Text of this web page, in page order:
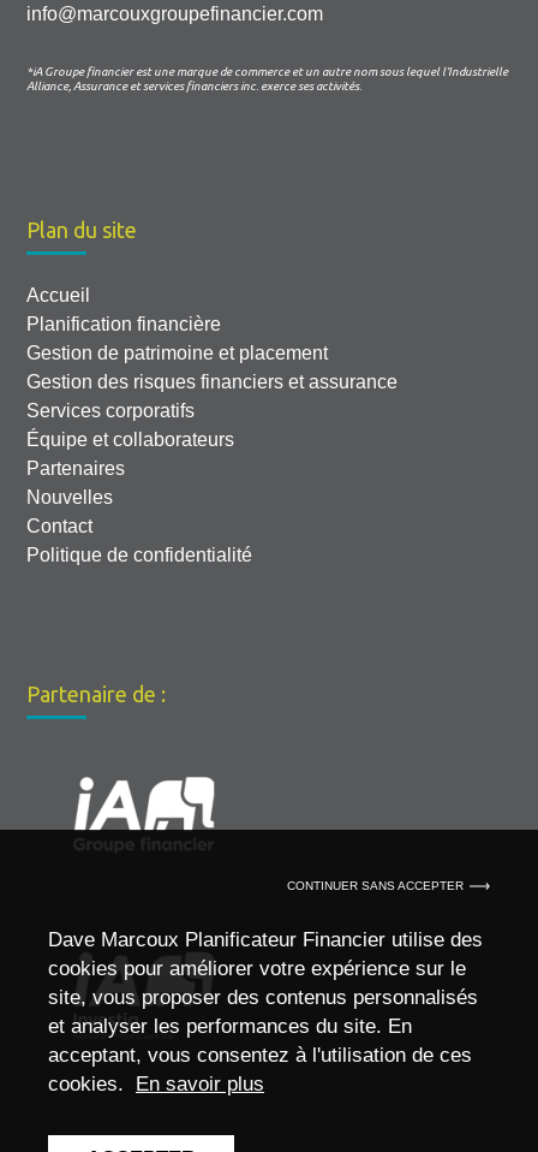
CONTINUER SANS ACCEPTER
Dave Marcoux Planificateur Financier utilise des
cookies pour améliorer votre expérience sur le
site, vous proposer des contenus personnalisés
et analyser les performances du site. En
acceptant, vous consentez à l'utilisation de ces
cookies. En savoir plus
info@marcouxgroupefinancier.com
*iA Groupe financier est une marque de commerce et un autre nom sous lequel l’Industrielle
Alliance, Assurance et services financiers inc. exerce ses activités.
Plan du site
Accueil
Planification financière
Gestion de patrimoine et placement
Gestion des risques financiers et assurance
Services corporatifs
Équipe et collaborateurs
Partenaires
Nouvelles
Contact
Politique de confidentialité
Partenaire de :